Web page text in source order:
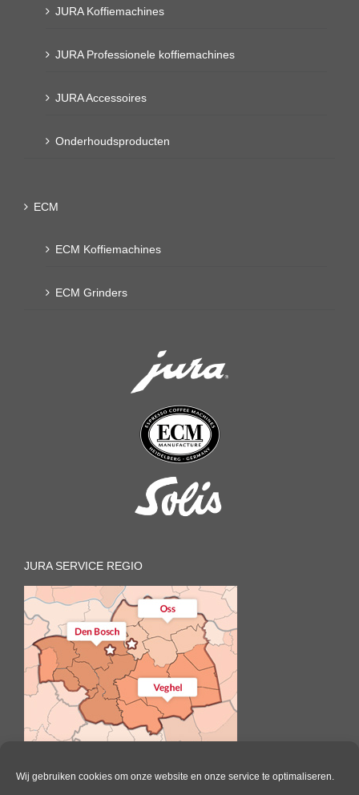
Wij gebruiken cookies om onze website en onze service te optimaliseren.
JURA Koffiemachines
JURA Professionele koffiemachines
JURA Accessoires
Onderhoudsproducten
ECM
ECM Koffiemachines
ECM Grinders
JURA SERVICE REGIO